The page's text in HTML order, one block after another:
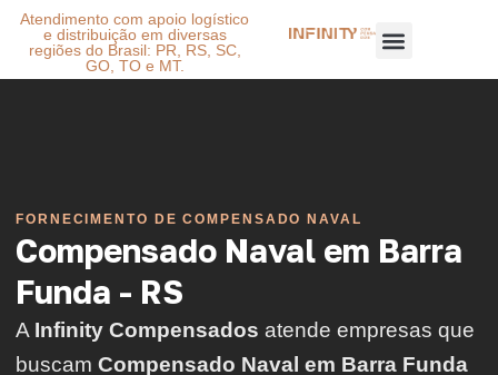
Atendimento com apoio logístico
e distribuição em diversas
regiões do Brasil: PR, RS, SC,
GO, TO e MT.
FORNECIMENTO DE COMPENSADO NAVAL
Compensado Naval em Barra
Funda - RS
A Infinity Compensados atende empresas que
buscam Compensado Naval em Barra Funda